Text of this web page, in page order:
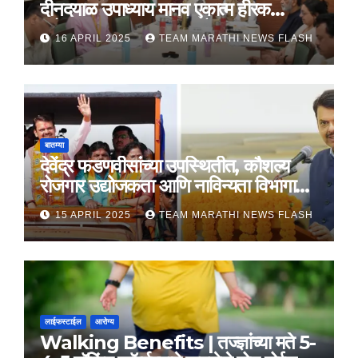
दीनदयाळ उपाध्याय मानव एकात्म हीरक
महोत्सव, 22-25 दरम्यान होणार साजरा
16 APRIL 2025 TEAM MARATHI NEWS FLASH
बातम्या
देवेंद्र फडणवीसांच्या उपस्थितीत, कौशल्य
रोजगार उद्योजकता आणि नाविन्यता विभागाचे
तीन सामंजस्य करार
15 APRIL 2025 TEAM MARATHI NEWS FLASH
लाईफस्टाईल आरोग्य
Walking Benefits | तज्ज्ञांच्या मते 5-